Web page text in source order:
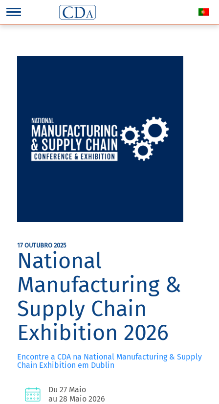
17 OUTUBRO 2025
National
Manufacturing &
Supply Chain
Exhibition 2026
Encontre a CDA na National Manufacturing & Supply
Chain Exhibition em Dublin
Du 27 Maio
au 28 Maio 2026